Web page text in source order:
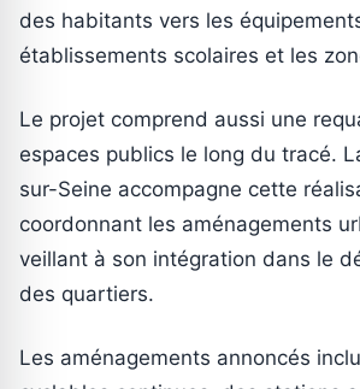
des habitants vers les
établissements scolaires et les
Le projet comprend aussi une
espaces publics le long du tracé.
sur-Seine accompagne cette
coordonnant les aménagements
veillant à son intégration dans le
des quartiers.
Les aménagements annoncés